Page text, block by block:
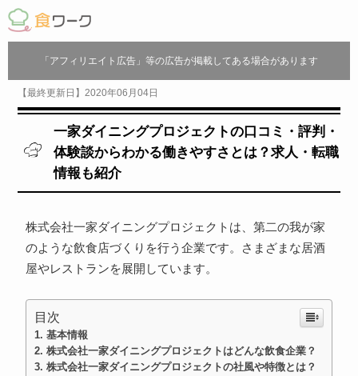
「アフィリエイト広告」等の広告が掲載してある場合があります
【最終更新日】2020年06月04日
一家ダイニングプロジェクトの口コミ・評判・
体験談からわかる働きやすさとは？求人・転職
情報も紹介
株式会社一家ダイニングプロジェクトは、第二の我が家
のような飲食店づくりを行う企業です。さまざまな居酒
屋やレストランを展開しています。
目次
基本情報
株式会社一家ダイニングプロジェクトはどんな飲食企業？
株式会社一家ダイニングプロジェクトの社風や特徴とは？